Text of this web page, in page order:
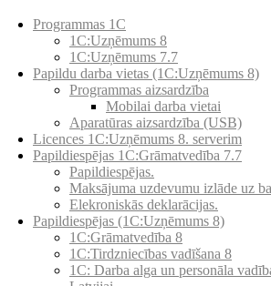
Programmas 1C
1C:Uzņēmums 8
1C:Uzņēmums 7.7
Papildu darba vietas (1C:Uzņēmums 8)
Programmas aizsardzība
Mobilai darba vietai
Aparatūras aizsardzība (USB)
Licences 1C:Uzņēmums 8. serverim
Papildiespējas 1C:Grāmatvedība 7.7
Papildiespējas.
Maksājuma uzdevumu izlāde uz
Elekroniskās deklarācijas.
Papildiespējas (1C:Uzņēmums 8)
1C:Grāmatvedība 8
1C:Tirdzniecības vadīšana 8
1С: Darba alga un personāla